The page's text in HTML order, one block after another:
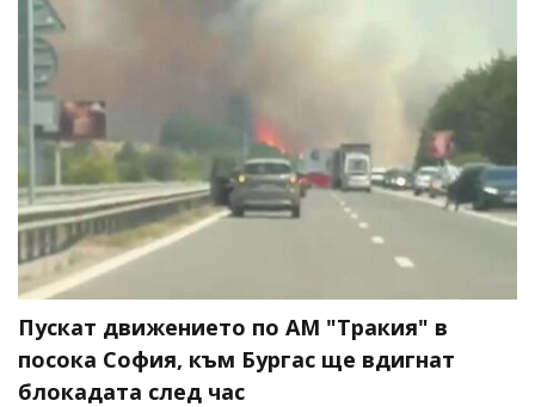
Пускат движението по АМ "Тракия" в
посока София, към Бургас ще вдигнат
блокадата след час